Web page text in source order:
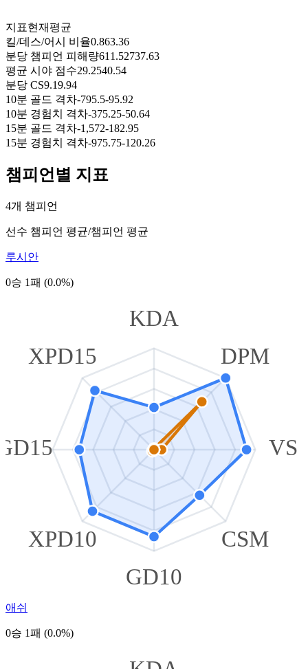
지표현재평균
킬/데스/어시 비율0.863.36
분당 챔피언 피해량611.52737.63
평균 시야 점수29.2540.54
분당 CS9.19.94
10분 골드 격차-795.5-95.92
10분 경험치 격차-375.25-50.64
15분 골드 격차-1,572-182.95
15분 경험치 격차-975.75-120.26
챔피언별 지표
4개 챔피언
선수 챔피언 평균/챔피언 평균
루시안
0승 1패 (0.0%)
KDA
DPM
VS
CSM
GD10
XPD10
XPD15
애쉬
0승 1패 (0.0%)